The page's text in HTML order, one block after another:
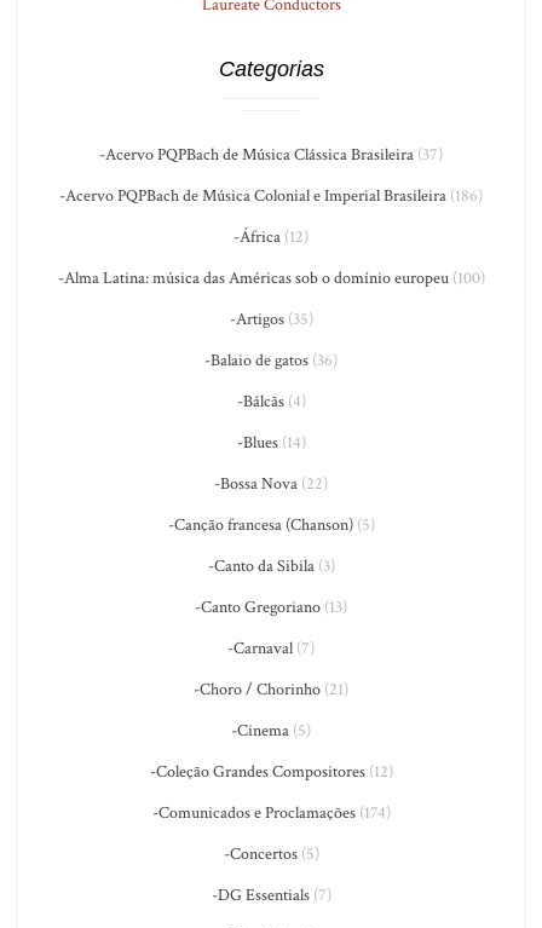
Laureate Conductors
Categorias
-Acervo PQPBach de Música Clássica Brasileira (37)
-Acervo PQPBach de Música Colonial e Imperial Brasileira (186)
-África (12)
-Alma Latina: música das Américas sob o domínio europeu(100)
-Artigos(35)
-Balaio de gatos (36)
-Bálcãs(4)
-Blues(14)
-Bossa Nova (22)
-Canção francesa (Chanson)(5)
-Canto da Sibila(3)
-Canto Gregoriano (13)
-Carnaval (7)
-Choro / Chorinho (21)
-Cinema (5)
-Coleção Grandes Compositores(12)
-Comunicados e Proclamações(174)
-Concertos(5)
-DG Essentials(7)